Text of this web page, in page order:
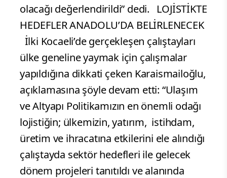
olacağı değerlendirildi” dedi. LOJİSTİKTE
HEDEFLER ANADOLU’DA BELİRLENECEK
İlki Kocaeli’de gerçekleşen çalıştayları
ülke geneline yaymak için çalışmalar
yapıldığına dikkati çeken Karaismailoğlu,
açıklamasına şöyle devam etti: “Ulaşım
ve Altyapı Politikamızın en önemli odağı
lojistiğin; ülkemizin, yatırım, istihdam,
üretim ve ihracatına etkilerini ele alındığı
çalıştayda sektör hedefleri ile gelecek
dönem projeleri tanıtıldı ve alanında